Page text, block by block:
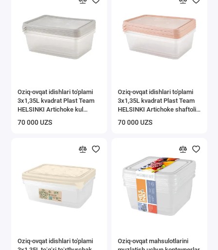
Oziq-ovqat idishlari to'plami
3x1,35L kvadrat Plast Team
HELSINKI Artichoke kul
70 000 UZS
Oziq-ovqat idishlari to'plami
3x1,35L kvadrat Plast Team
HELSINKI Artichoke shaftoli
70 000 UZS
Oziq-ovqat idishlari to'plami
Oziq-ovqat mahsulotlarini